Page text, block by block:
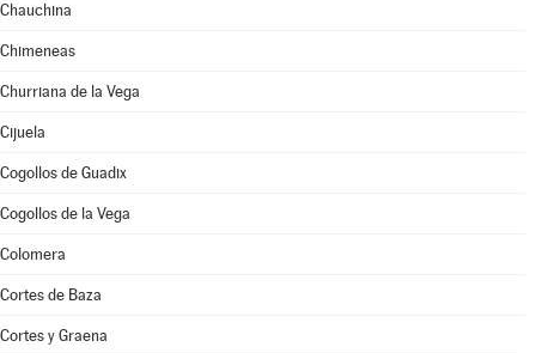
Chauchina
Chimeneas
Churriana de la Vega
Cijuela
Cogollos de Guadix
Cogollos de la Vega
Colomera
Cortes de Baza
Cortes y Graena